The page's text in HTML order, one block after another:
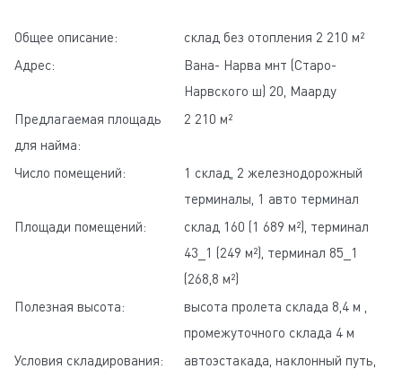
Общее описание:
склад без отопления 2 210 м²
Адрес:
Вана- Нарва мнт (Старо-
Нарвского ш) 20, Маарду
Предлагаемая площадь
для найма:
2 210 м²
Число помещений:
1 склад, 2 железнодорожный
терминалы, 1 авто терминал
Площади помещений:
склад 160 (1 689 м²), терминал
43_1 (249 м²), терминал 85_1
(268,8 м²)
Полезная высота:
высота пролета склада 8,4 м ,
промежуточного склада 4 м
Условия складирования:
автоэстакада, наклонный путь,